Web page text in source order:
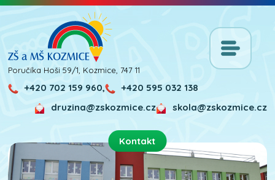
Poručíka Hoši 59/1, Kozmice, 747 11
+420 702 159 960,
+420 595 032 138
skola@zskozmice.cz
druzina@zskozmice.cz